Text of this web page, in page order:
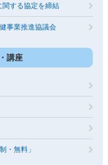
関する協定を締結
事業推進協議会
講座
・無料」